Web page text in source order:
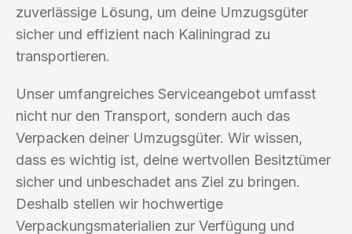
zuverlässige Lösung, um deine Umzugsgüter
sicher und effizient nach Kaliningrad zu
transportieren.
Unser umfangreiches Serviceangebot umfasst
nicht nur den Transport, sondern auch das
Verpacken deiner Umzugsgüter. Wir wissen,
dass es wichtig ist, deine wertvollen Besitztümer
sicher und unbeschadet ans Ziel zu bringen.
Deshalb stellen wir hochwertige
Verpackungsmaterialien zur Verfügung und